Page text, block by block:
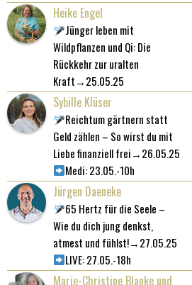
Heike Engel
Jünger leben mit
Wildpflanzen und Qi: Die
Rückkehr zur uralten
Kraft→25.05.25
Sybille Klüser
Reichtum gärtnern statt
Geld zählen – So wirst du mit
Liebe finanziell frei→26.05.25
Medi: 23.05.-10h
Jürgen Daeneke
65 Hertz für die Seele –
Wie du dich jung denkst,
atmest und fühlst!→27.05.25
LIVE: 27.05.-18h
Marie-Christine Blanke und